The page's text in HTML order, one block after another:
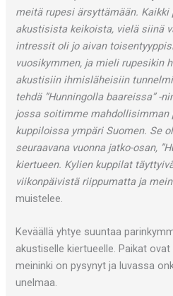
meitä rupesi ärsyttämään.
akustisista keikoista, vielä siinä
intressit oli jo aivan
vuosikymmen, ja mieli rupesikin
akustisiin ihmisläheisiin
tehdä ”Hunningolla baareissa” -
jossa soitimme
kuppiloissa ympäri Suomen. Se
seuraavana vuonna jatko-osan,
kiertueen. Kylien kuppilat
viikonpäivistä riippumatta ja
muistelee.
Keväällä yhtye suuntaa
akustiselle kiertueelle. Paikat
meininki on pysynyt ja luvassa
unelmaa.